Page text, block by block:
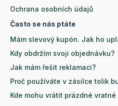
Ochrana osobních údajů
Často se nás ptáte
Mám slevový kupón. Jak ho
Kdy obdržím svoji objednávku?
Jak mám řešit reklamaci?
Proč používáte v zásilce tolik
Kde mohu vrátit prázdné vratné